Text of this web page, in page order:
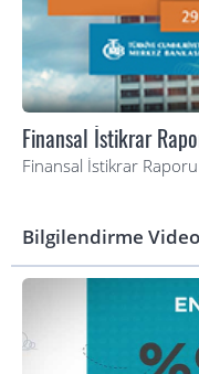
Finansal İstikrar
Finansal İstikrar
Bilgilendirme